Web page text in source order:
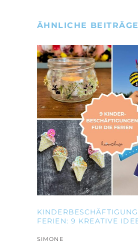
ÄHNLICHE BEITRÄGE
FERIEN: 9 KREATIVE
SIMONE